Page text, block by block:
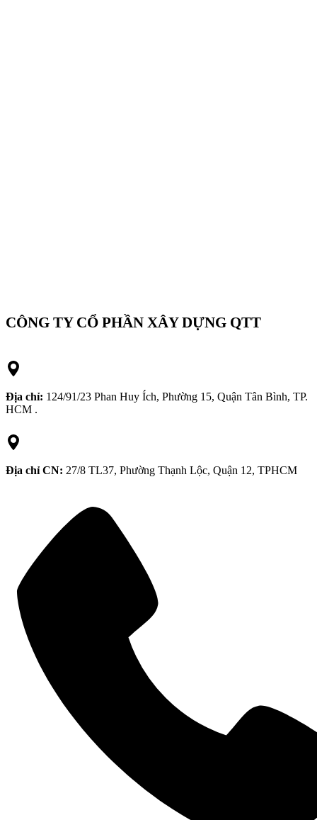
CÔNG TY CỔ PHẦN XÂY DỰNG QTT
Địa chỉ: 124/91/23 Phan Huy Ích, Phường 15, Quận Tân Bình, TP.
HCM .
Địa chỉ CN: 27/8 TL37, Phường Thạnh Lộc, Quận 12, TPHCM